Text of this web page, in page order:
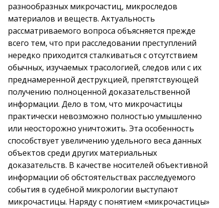
разнообразных микрочастиц, микроследов
материалов и веществ. Актуальность
рассматриваемого вопроса объясняется прежде
всего тем, что при расследовании преступлений
нередко приходится сталкиваться с отсутствием
обычных, изучаемых трасологией, следов или с их
преднамеренной деструкцией, препятствующей
получению полноценной доказательственной
информации. Дело в том, что микрочастицы
практически невозможно полностью умышленно
или неосторожно уничтожить. Эта особенность
способствует увеличению удельного веса данных
объектов среди других материальных
доказательств. В качестве носителей объективной
информации об обстоятельствах расследуемого
события в судебной микрологии выступают
микрочастицы. Наряду с понятием «микрочастицы»